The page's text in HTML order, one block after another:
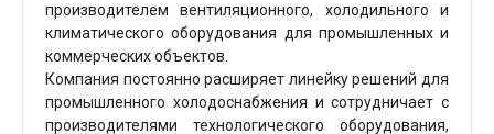
производителем вентиляционного, холодильного и
климатического оборудования для промышленных и
коммерческих объектов.
Компания постоянно расширяет линейку решений для
промышленного холодоснабжения и сотрудничает с
производителями технологического оборудования,